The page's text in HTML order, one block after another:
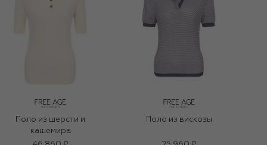
Поло из шерсти и
кашемира
Поло из вискозы